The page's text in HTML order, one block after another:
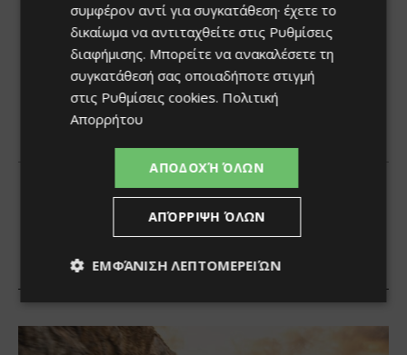
συμφέρον αντί για συγκατάθεση· έχετε το
δικαίωμα να αντιταχθείτε στις Ρυθμίσεις
διαφήμισης. Μπορείτε να ανακαλέσετε τη
συγκατάθεσή σας οποιαδήποτε στιγμή
στις Ρυθμίσεις cookies. Πολιτική
Απορρήτου
ΑΠΟΔΟΧΉ ΌΛΩΝ
ΑΠΌΡΡΙΨΗ ΌΛΩΝ
ΕΜΦΆΝΙΣΗ ΛΕΠΤΟΜΕΡΕΙΏΝ